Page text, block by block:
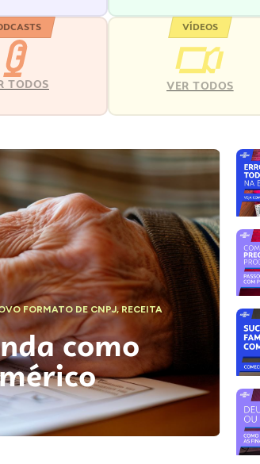
TODOS
VÍDEOS
VER TODOS
FORMATO DE CNPJ,RECEITA
como